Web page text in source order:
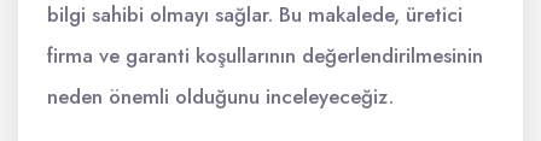
bilgi sahibi olmayı sağlar. Bu makalede, üretici
firma ve garanti koşullarının değerlendirilmesinin
neden önemli olduğunu inceleyeceğiz.